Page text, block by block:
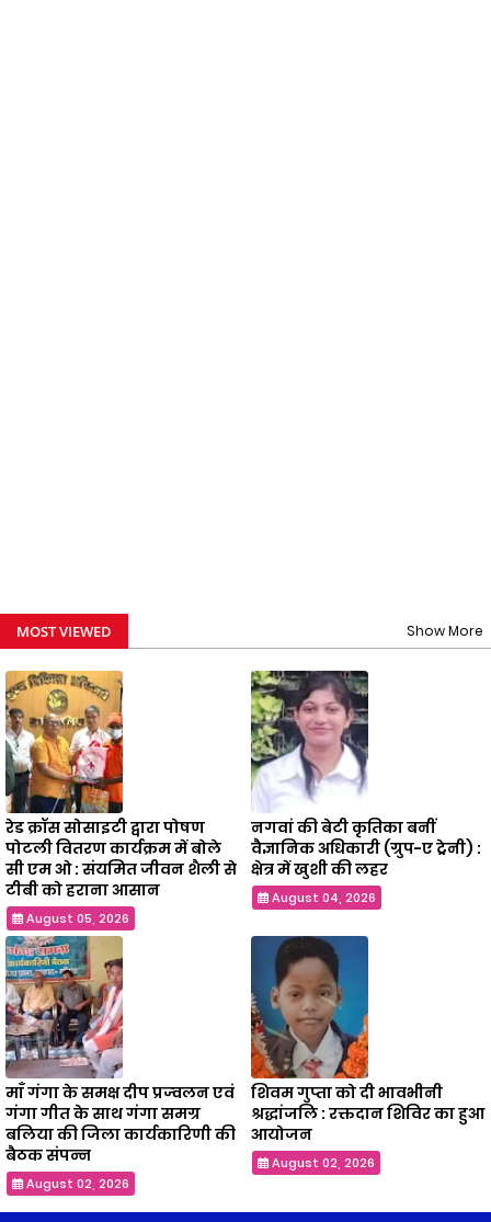
MOST VIEWED Show More
रेड क्रॉस सोसाइटी द्वारा पोषण
पोटली वितरण कार्यक्रम में बोले
सी एम ओ : संयमित जीवन शैली से
टीबी को हराना आसान
August 05, 2026
नगवां की बेटी कृतिका बनीं
वैज्ञानिक अधिकारी (ग्रुप-ए ट्रेनी) :
क्षेत्र में खुशी की लहर
August 04, 2026
माँ गंगा के समक्ष दीप प्रज्वलन एवं
गंगा गीत के साथ गंगा समग्र
बलिया की जिला कार्यकारिणी की
बैठक संपन्न
August 02, 2026
शिवम गुप्ता को दी भावभीनी
श्रद्धांजलि : रक्तदान शिविर का हुआ
आयोजन
August 02, 2026